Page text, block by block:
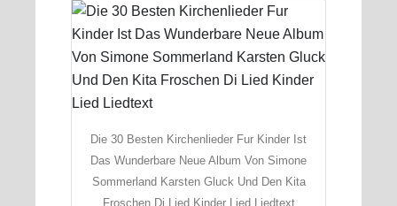
Die 30 Besten Kirchenlieder Fur Kinder Ist
Das Wunderbare Neue Album Von Simone
Sommerland Karsten Gluck Und Den Kita
Froschen Di Lied Kinder Lied Liedtext